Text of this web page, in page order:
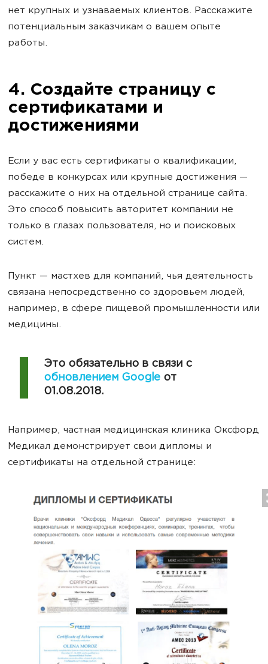
нет крупных и узнаваемых клиентов. Расскажите
потенциальным заказчикам о вашем опыте
работы.
4. Создайте страницу с
сертификатами и
достижениями
Если у вас есть сертификаты о квалификации,
победе в конкурсах или крупные достижения —
расскажите о них на отдельной странице сайта.
Это способ повысить авторитет компании не
только в глазах пользователя, но и поисковых
систем.
Пункт — мастхев для компаний, чья деятельность
связана непосредственно со здоровьем людей,
например, в сфере пищевой промышленности или
медицины.
Это обязательно в связи с
обновлением Google от
01.08.2018.
Например, частная медицинская клиника Оксфорд
Медикал демонстрирует свои дипломы и
сертификаты на отдельной странице: